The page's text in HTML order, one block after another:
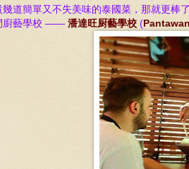
幾道簡單又不失美味的泰國菜，那就更棒
廚藝學校 —— 潘達旺厨藝學校 (